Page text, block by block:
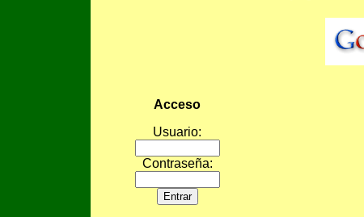
Acceso
Usuario:
Contraseña: